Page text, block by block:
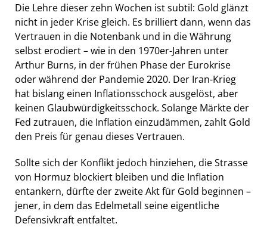
Die Lehre dieser zehn Wochen ist subtil: Gold glänzt
nicht in jeder Krise gleich. Es brilliert dann, wenn das
Vertrauen in die Notenbank und in die Währung
selbst erodiert – wie in den 1970er-Jahren unter
Arthur Burns, in der frühen Phase der Eurokrise
oder während der Pandemie 2020. Der Iran-Krieg
hat bislang einen Inflationsschock ausgelöst, aber
keinen Glaubwürdigkeitsschock. Solange Märkte der
Fed zutrauen, die Inflation einzudämmen, zahlt Gold
den Preis für genau dieses Vertrauen.
Sollte sich der Konflikt jedoch hinziehen, die Strasse
von Hormuz blockiert bleiben und die Inflation
entankern, dürfte der zweite Akt für Gold beginnen –
jener, in dem das Edelmetall seine eigentliche
Defensivkraft entfaltet.